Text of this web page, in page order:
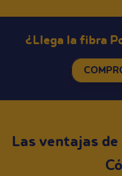
¿Llega la fibra
Las ventajas